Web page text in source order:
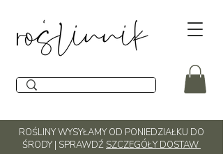
ROŚLINY WYSYŁAMY OD PONIEDZIAŁKU DO
ŚRODY | SPRAWDŹ SZCZEGÓŁY DOSTAW